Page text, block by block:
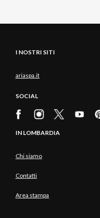
I NOSTRI SITI
ariaspa.it
SOCIAL
IN LOMBARDIA
Chi siamo
Contatti
Area stampa